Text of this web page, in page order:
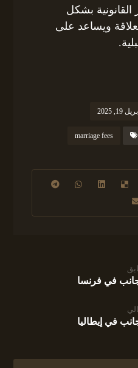
القانونية بشكل
ويساعد على
19, 2025
marriage fees
في فرنسا
في إيطاليا